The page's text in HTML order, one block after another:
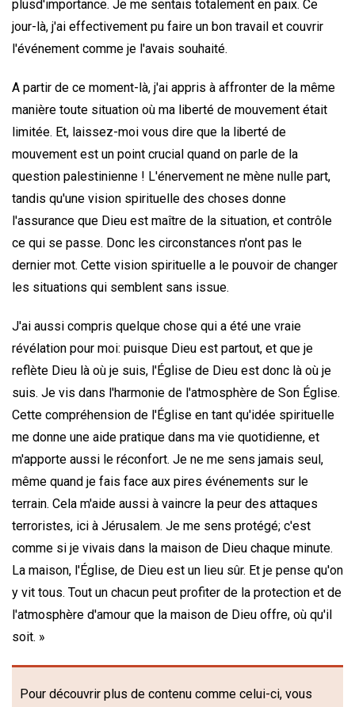
plusd'importance. Je me sentais totalement en paix. Ce
jour-là, j'ai effectivement pu faire un bon travail et couvrir
l'événement comme je l'avais souhaité.
A partir de ce moment-là, j'ai appris à affronter de la même
manière toute situation où ma liberté de mouvement était
limitée. Et, laissez-moi vous dire que la liberté de
mouvement est un point crucial quand on parle de la
question palestinienne ! L'énervement ne mène nulle part,
tandis qu'une vision spirituelle des choses donne
l'assurance que Dieu est maître de la situation, et contrôle
ce qui se passe. Donc les circonstances n'ont pas le
dernier mot. Cette vision spirituelle a le pouvoir de changer
les situations qui semblent sans issue.
J'ai aussi compris quelque chose qui a été une vraie
révélation pour moi: puisque Dieu est partout, et que je
reflète Dieu là où je suis, l'Église de Dieu est donc là où je
suis. Je vis dans l'harmonie de l'atmosphère de Son Église.
Cette compréhension de l'Église en tant qu'idée spirituelle
me donne une aide pratique dans ma vie quotidienne, et
m'apporte aussi le réconfort. Je ne me sens jamais seul,
même quand je fais face aux pires événements sur le
terrain. Cela m'aide aussi à vaincre la peur des attaques
terroristes, ici à Jérusalem. Je me sens protégé; c'est
comme si je vivais dans la maison de Dieu chaque minute.
La maison, l'Église, de Dieu est un lieu sûr. Et je pense qu'on
y vit tous. Tout un chacun peut profiter de la protection et de
l'atmosphère d'amour que la maison de Dieu offre, où qu'il
soit. »
Pour découvrir plus de contenu comme celui-ci, vous